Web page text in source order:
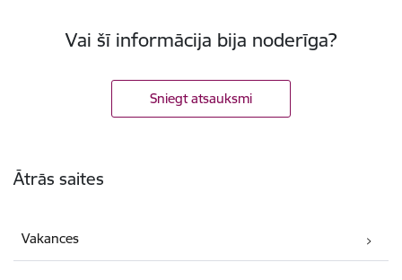
Vai šī informācija bija noderīga?
Sniegt atsauksmi
Ātrās saites
Vakances